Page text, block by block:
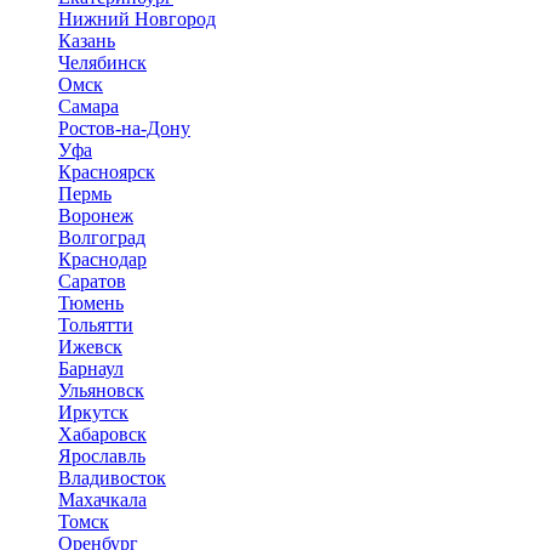
Нижний Новгород
Казань
Челябинск
Омск
Самара
Ростов-на-Дону
Уфа
Красноярск
Пермь
Воронеж
Волгоград
Краснодар
Саратов
Тюмень
Тольятти
Ижевск
Барнаул
Ульяновск
Иркутск
Хабаровск
Ярославль
Владивосток
Махачкала
Томск
Оренбург